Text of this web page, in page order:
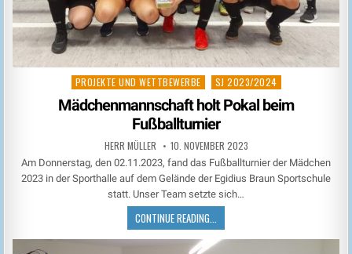
Posted
in
PROJEKTE UND WETTBEWERBE SJ 2023/2024
Mädchenmannschaft holt Pokal beim
Fußballturnier
HERR MÜLLER 10. NOVEMBER 2023
Am Donnerstag, den 02.11.2023, fand das Fußballturnier der Mädchen
2023 in der Sporthalle auf dem Gelände der Egidius Braun Sportschule
statt. Unser Team setzte sich…
CONTINUE READING...